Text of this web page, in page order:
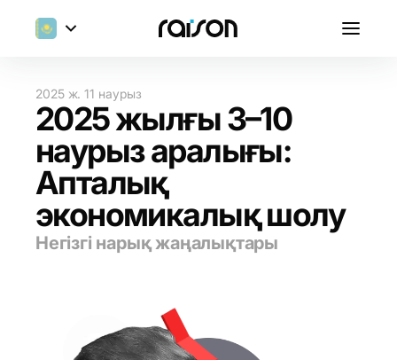
2025 ж. 11 наурыз
2025 жылғы 3–10
наурыз аралығы:
Апталық
экономикалық шолу
Негізгі нарық жаңалықтары